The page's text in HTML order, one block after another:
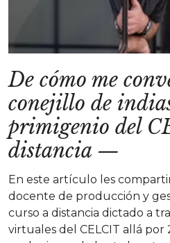
De cómo me
conejillo de
primigenio del
distancia —
En este artículo les
docente de producción y
curso a distancia dictado a
virtuales del CELCIT allá